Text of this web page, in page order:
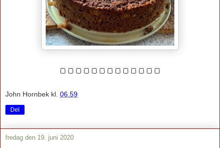
🍞🍞🍞🍞🍞🍞🍞🍞🍞🍞🍞🍞🍞
John Hornbek kl. 06.59
Del
fredag den 19. juni 2020